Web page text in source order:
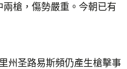
槍，傷勢嚴重。今朝已有
圣路易斯頻仍產生槍擊事